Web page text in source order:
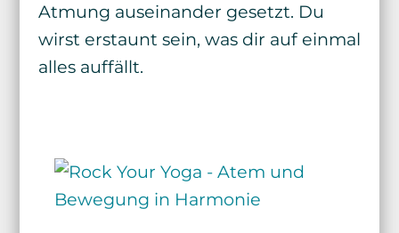
Atmung auseinander gesetzt. Du
wirst erstaunt sein, was dir auf einmal
alles auffällt.